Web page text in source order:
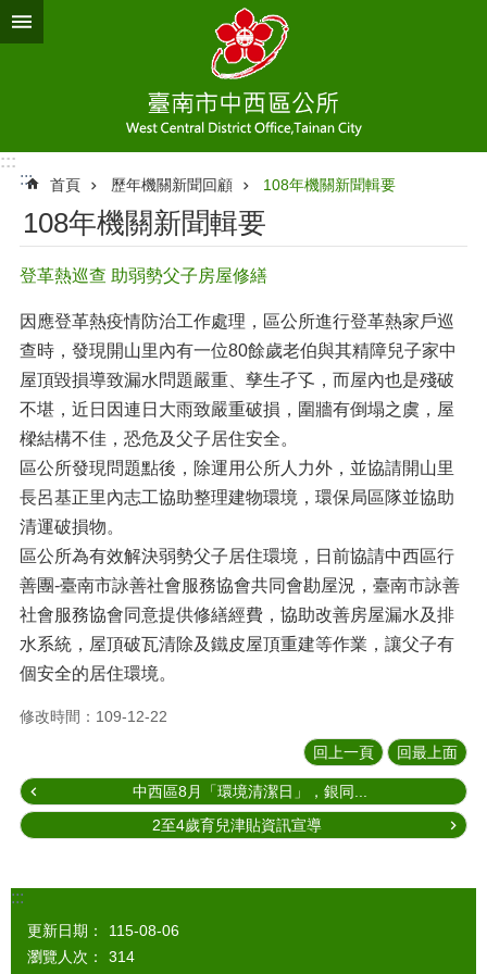
跳到主要內容區塊
:::
:::
首頁 歷年機關新聞回顧 108年機關新聞輯要
108年機關新聞輯要
登革熱巡查 助弱勢父子房屋修繕
因應登革熱疫情防治工作處理，區公所進行登革熱家戶巡
查時，發現開山里內有一位80餘歲老伯與其精障兒子家中
屋頂毀損導致漏水問題嚴重、孳生孑孓，而屋內也是殘破
不堪，近日因連日大雨致嚴重破損，圍牆有倒塌之虞，屋
樑結構不佳，恐危及父子居住安全。
區公所發現問題點後，除運用公所人力外，並協請開山里
長呂基正里內志工協助整理建物環境，環保局區隊並協助
清運破損物。
區公所為有效解決弱勢父子居住環境，日前協請中西區行
善團-臺南市詠善社會服務協會共同會勘屋況，臺南市詠善
社會服務協會同意提供修繕經費，協助改善房屋漏水及排
水系統，屋頂破瓦清除及鐵皮屋頂重建等作業，讓父子有
個安全的居住環境。
修改時間：109-12-22
回上一頁 回最上面
中西區8月「環境清潔日」，銀同...
2至4歲育兒津貼資訊宣導
:::
更新日期：
115-08-06
瀏覽人次：
314